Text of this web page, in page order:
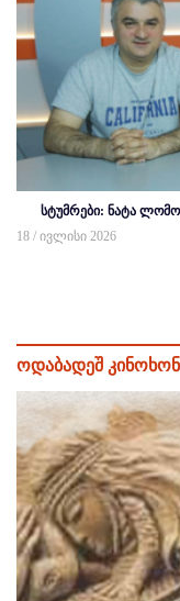
სტუმრები: ნატა
18 / ივლისი 2026
ოდაბადეშ